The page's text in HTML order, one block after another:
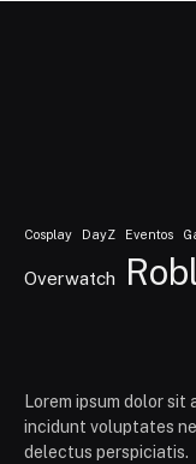
Cosplay DayZ Eventos
Overwatch
Lorem ipsum dolor
incidunt voluptates
delectus perspiciatis.